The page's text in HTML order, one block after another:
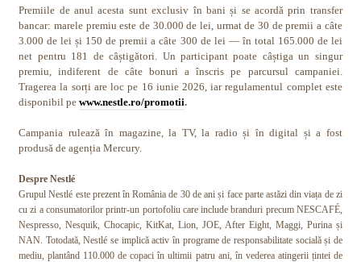
Premiile de anul acesta sunt exclusiv în bani și se acordă prin transfer
bancar: marele premiu este de 30.000 de lei, urmat de 30 de premii a câte
3.000 de lei și 150 de premii a câte 300 de lei — în total 165.000 de lei
net pentru 181 de câștigători. Un participant poate câștiga un singur
premiu, indiferent de câte bonuri a înscris pe parcursul campaniei.
Tragerea la sorți are loc pe 16 iunie 2026, iar regulamentul complet este
disponibil pewww.nestle.ro/promotii.
Campania rulează în magazine, la TV, la radio și în digital și a fost
produsă de agenția Mercury.
Despre Nestlé
Grupul Nestlé este prezent în România de 30 de ani și face parte astăzi din viața de zi
cu zi a consumatorilor printr-un portofoliu care include branduri precum NESCAFÉ,
Nespresso, Nesquik, Chocapic, KitKat, Lion, JOE, After Eight, Maggi, Purina și
NAN. Totodată, Nestlé se implică activ în programe de responsabilitate socială și de
mediu, plantând 110.000 de copaci în ultimii patru ani, în vederea atingerii țintei de